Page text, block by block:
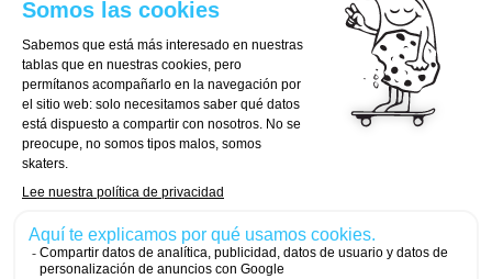
Guía de compra
Cómo Elegir tu Tabla